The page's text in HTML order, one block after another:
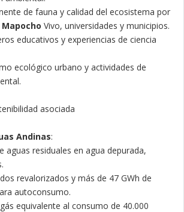
de fauna y calidad del ecosistema por
Mapocho Vivo, universidades y municipios.
educativos y experiencias de ciencia
ecológico urbano y actividades de
asociada
Andinas:
aguas residuales en agua depurada,
revalorizados y más de 47 GWh de
autoconsumo.
equivalente al consumo de 40.000